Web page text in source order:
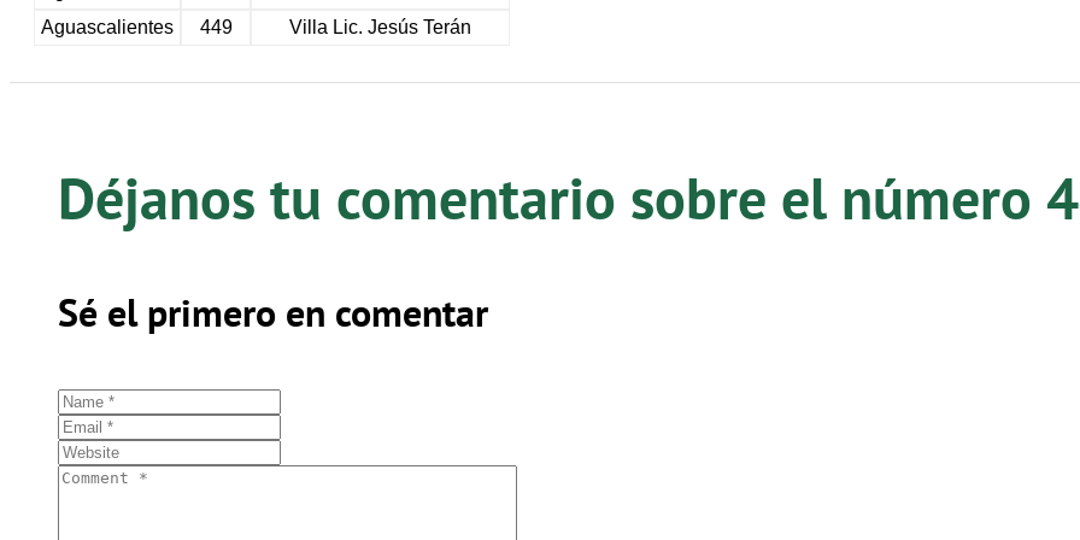
Aguascalientes
449 Villa Lic. Jesús Terán
Déjanos tu comentario sobre el número
Sé el primero en comentar